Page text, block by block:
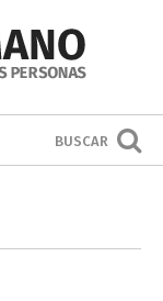
BUSCAR